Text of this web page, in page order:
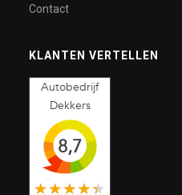
Contact
KLANTEN VERTELLEN
Autobedrijf
Dekkers
8,7